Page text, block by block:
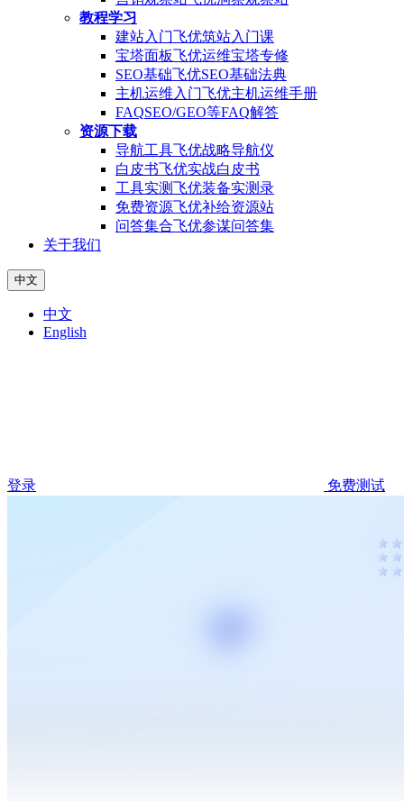
教程学习
建站入门飞优筑站入门课
宝塔面板飞优运维宝塔专修
SEO基础飞优SEO基础法典
主机运维入门飞优主机运维手册
FAQSEO/GEO等FAQ解答
资源下载
导航工具飞优战略导航仪
白皮书飞优实战白皮书
工具实测飞优装备实测录
免费资源飞优补给资源站
问答集合飞优参谋问答集
关于我们
中文
中文
English
登录 免费测试